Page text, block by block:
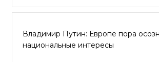
Владимир Путин: Европе пора
национальные интересы